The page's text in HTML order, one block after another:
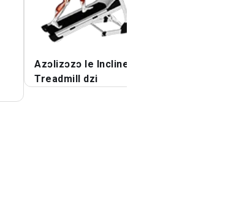
Azɔlizɔzɔ le Incline
Treadmill dzi